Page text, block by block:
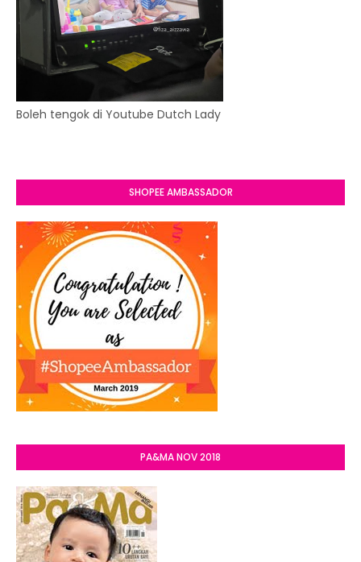
Boleh tengok di Youtube Dutch Lady
SHOPEE AMBASSADOR
PA&MA NOV 2018